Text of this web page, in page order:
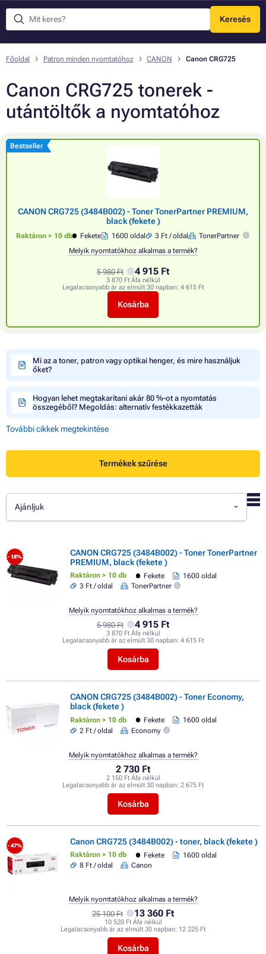
Keresés
Menü
Főoldal Patron minden nyomtatóhoz CANON Canon CRG725
Canon CRG725 tonerek -
utántöltők a nyomtatóhoz
Bestseller
CANON CRG725 (3484B002) - Toner TonerPartner PREMIUM,
black (fekete )
Raktáron > 10 db Fekete 1600 oldal 3 Ft / oldal
TonerPartner
Melyik nyomtatókhoz alkalmas a termék?
5 980 Ft 4 915 Ft
3 870 Ft Áfa nélkül
Legalacsonyabb ár az elmúlt 30 napban: 4 615 Ft
Kosárba
Mi az a toner, patron vagy optikai henger, és mire használjuk
őket?
Hogyan lehet megtakarítani akár 80 %-ot a nyomtatás
összegéből? Megoldás: alternatív festékkazetták
További cikkek megtekintése
Termékek szűrése
Ajánljuk
- 18%
CANON CRG725 (3484B002) - Toner TonerPartner
PREMIUM, black (fekete )
Raktáron > 10 db Fekete
1600 oldal
3 Ft / oldal
TonerPartner
5 980 Ft 4 915 Ft
3 870 Ft Áfa nélkül
Legalacsonyabb ár az elmúlt 30 napban: 4 615 Ft
Kosárba
Melyik nyomtatókhoz alkalmas a termék?
CANON CRG725 (3484B002) - Toner Economy,
black (fekete )
Raktáron > 10 db Fekete
1600 oldal
2 Ft / oldal
Economy
2 730 Ft
2 150 Ft Áfa nélkül
Legalacsonyabb ár az elmúlt 30 napban: 2 675 Ft
Kosárba
Melyik nyomtatókhoz alkalmas a termék?
- 47% Canon CRG725 (3484B002) - toner, black (fekete )
Raktáron > 10 db Fekete
1600 oldal
8 Ft / oldal
Canon
25 100 Ft 13 360 Ft
10 520 Ft Áfa nélkül
Legalacsonyabb ár az elmúlt 30 napban: 12 225 Ft
Kosárba
Melyik nyomtatókhoz alkalmas a termék?